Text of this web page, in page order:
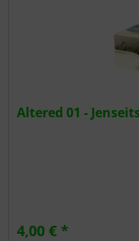
Altered 01 -
4,00 € *